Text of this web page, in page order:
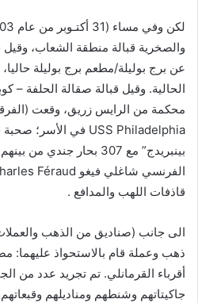
والصخرية قبالة منطقة الشعاب، وقيل
عن برج بوليلة/مطعم برج بوليلة حاليا،
الحالية. وقيل قبالة صقالة الحلفة –
قاذفات اللهب والمدافع .
الى جانب (صناديق من الذهب
ذهب وعملة قام بالاستحواذ
أقرباء القرمانلي. تم تجريد عدد من
جاكيتاتهم وشنطهم ومناديلهم